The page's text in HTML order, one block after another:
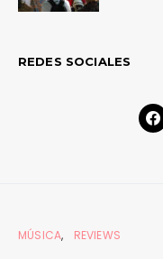
REDES SOCIALES
MÚSICA REVIEWS